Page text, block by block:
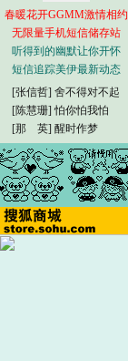
春暖花开GGMM激情相约
无限量手机短信储存站
听得到的幽默让你开怀
短信追踪美伊最新动态
[张信哲] 舍不得对不起
[陈慧珊] 怕你怕我怕
[那 英] 醒时作梦